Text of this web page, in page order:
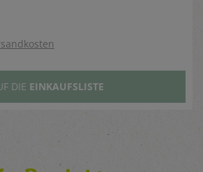
DIE EINKAUFSLISTE